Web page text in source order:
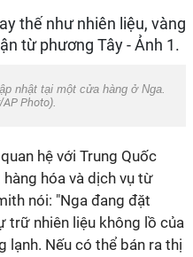
nhật tại một cửa hàng ở Nga.
AP Photo).
hệ với Trung Quốc
hóa và dịch vụ từ
nói: "Nga đang đặt
trữ nhiên liệu không lồ của
lạnh. Nếu có thể bán ra thị